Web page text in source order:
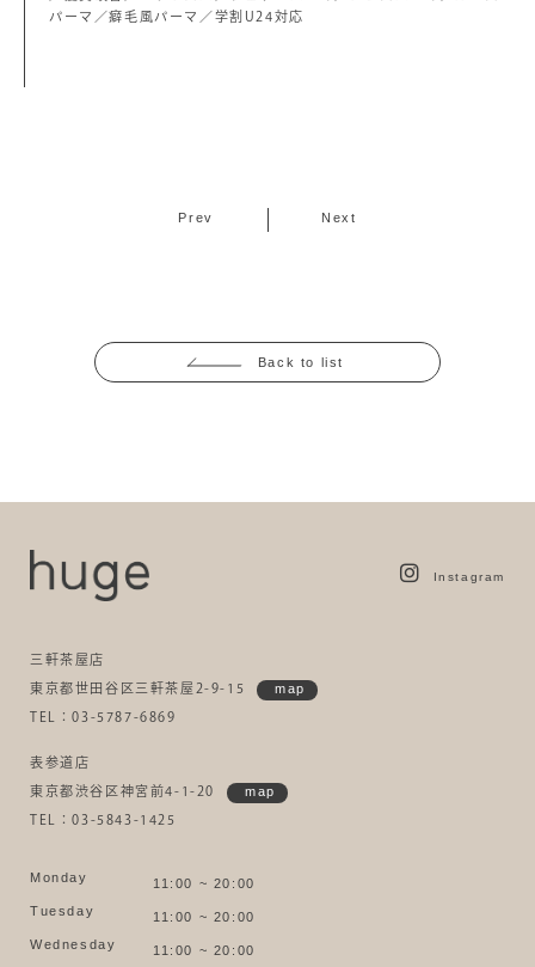
パーマ／癖毛風パーマ／学割U24対応
Prev Next
Back to list
Instagram
三軒茶屋店
東京都世田谷区三軒茶屋2-9-15 map
TEL：03-5787-6869
表参道店
東京都渋谷区神宮前4-1-20 map
TEL：03-5843-1425
Monday
11:00 ~ 20:00
Tuesday
11:00 ~ 20:00
Wednesday
11:00 ~ 20:00